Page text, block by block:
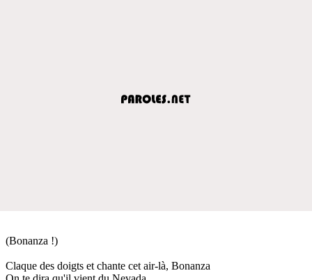
(Bonanza !)
Claque des doigts et chante cet air-là, Bonanza